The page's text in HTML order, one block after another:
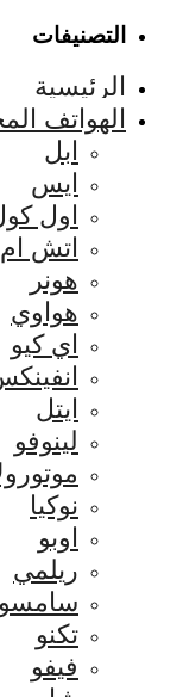
التصنيفات
الرئيسية
الهواتف
ابل
ايس
اول
اتش
هونر
هواوي
اي كيو
ايتل
لينوفو
نوكيا
اوبو
ريلمي
تكنو
فيفو